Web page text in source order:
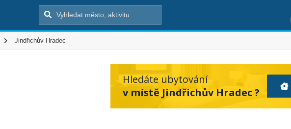
Jindřichův Hradec
Hledáte ubytování
v místě Jindřichův Hradec ?